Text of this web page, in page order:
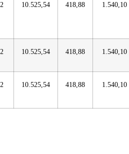
10.525,54 418,88 1.540,10
10.525,54 418,88 1.540,10
10.525,54 418,88 1.540,10